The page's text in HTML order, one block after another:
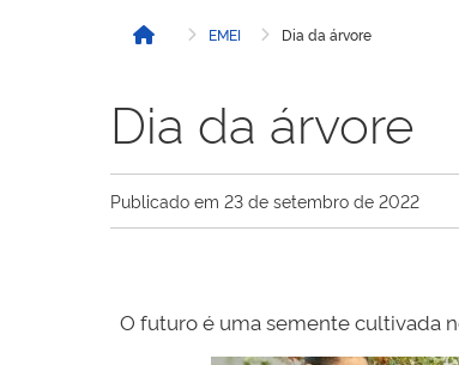
Início EMEI Dia da árvore
Dia da árvore
Publicado em 23 de setembro de 2022
O futuro é uma semente cultivada